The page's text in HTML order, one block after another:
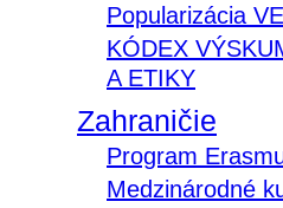
Popularizácia
KÓDEX
A ETIKY
Zahraničie
Program
Medzinárodné